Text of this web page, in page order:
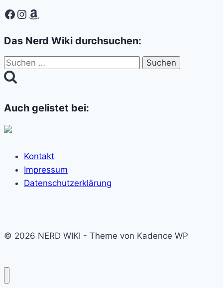
Facebook
Instagram
Amazon
Das Nerd Wiki durchsuchen:
Suchen
nach:
Auch gelistet bei:
Kontakt
Impressum
Datenschutzerklärung
© 2026 NERD WIKI - Theme von Kadence WP